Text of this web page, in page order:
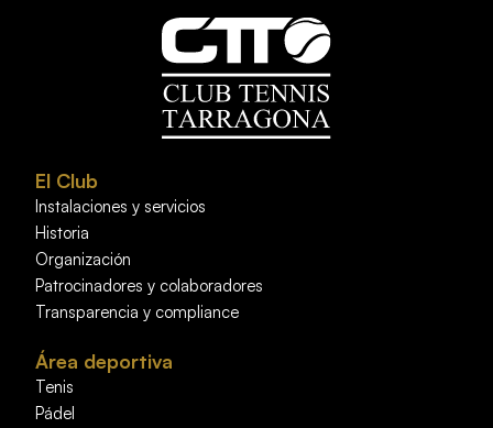
El Club
Instalaciones y servicios
Historia
Organización
Patrocinadores y colaboradores
Transparencia y compliance
Área deportiva
Tenis
Pádel